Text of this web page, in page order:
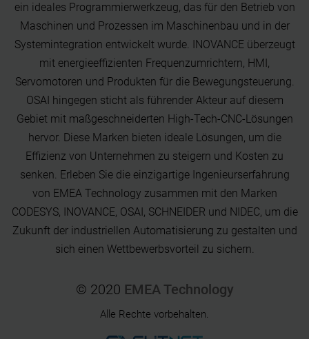
ein ideales Programmierwerkzeug, das für den Betrieb von
Maschinen und Prozessen im Maschinenbau und in der
Systemintegration entwickelt wurde. INOVANCE überzeugt
mit energieeffizienten Frequenzumrichtern, HMI,
Servomotoren und Produkten für die Bewegungsteuerung.
OSAI hingegen sticht als führender Akteur auf diesem
Gebiet mit maßgeschneiderten High-Tech-CNC-Lösungen
hervor. Diese Marken bieten ideale Lösungen, um die
Effizienz von Unternehmen zu steigern und Kosten zu
senken. Erleben Sie die einzigartige Ingenieurserfahrung
von EMEA Technology zusammen mit den Marken
CODESYS, INOVANCE, OSAI, SCHNEIDER und NIDEC, um die
Zukunft der industriellen Automatisierung zu gestalten und
sich einen Wettbewerbsvorteil zu sichern.
© 2020 EMEA Technology
Alle Rechte vorbehalten.